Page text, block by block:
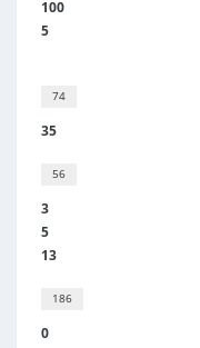
100
5
74
35
56
3
5
13
186
0